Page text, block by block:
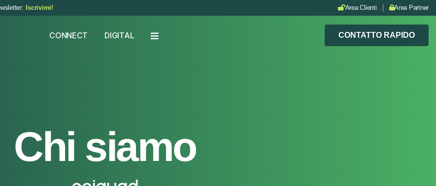
Iscrivimi! Area Clienti Area Partner
CONNECT DIGITAL CONTATTO RAPIDO
Chi siamo